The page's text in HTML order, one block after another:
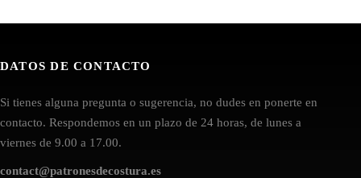
DATOS DE CONTACTO
Si tienes alguna pregunta o sugerencia, no dudes en ponerte en
contacto. Respondemos en un plazo de 24 horas, de lunes a
viernes de 9.00 a 17.00.
contact@patronesdecostura.es